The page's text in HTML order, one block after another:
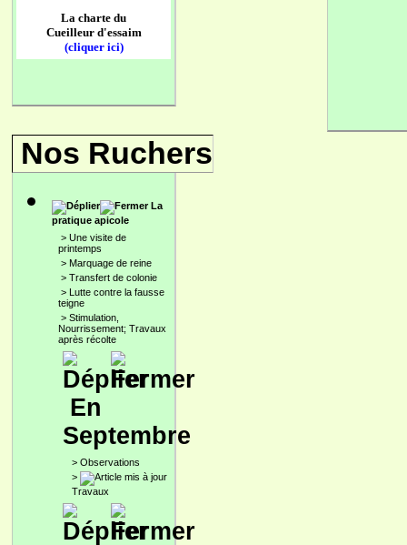
La charte du
Cueilleur d'essaim
(cliquer ici)
Nos Ruchers
La
pratique apicole
> Une visite de
printemps
> Marquage de reine
> Transfert de colonie
> Lutte contre la fausse
teigne
> Stimulation,
Nourrissement; Travaux
après récolte
En
Septembre
> Observations
>
Travaux